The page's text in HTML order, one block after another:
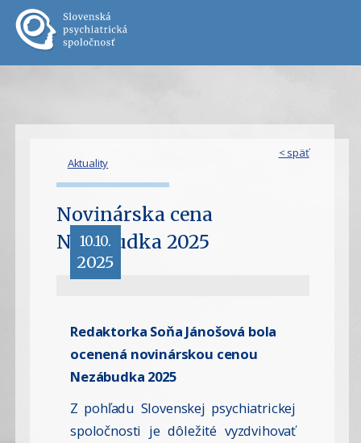
< späť
Aktuality
Novinárska cena
Nezábudka 2025
10.10.
2025
Redaktorka Soňa Jánošová bola
ocenená novinárskou cenou
Nezábudka 2025
Z pohľadu Slovenskej psychiatrickej
spoločnosti je dôležité vyzdvihovať